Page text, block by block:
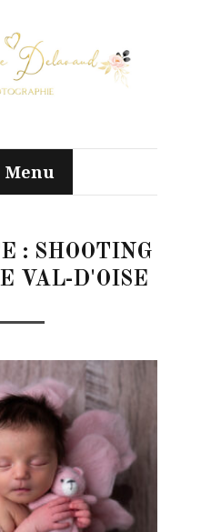
Menu
: SHOOTING
VAL-D'OISE